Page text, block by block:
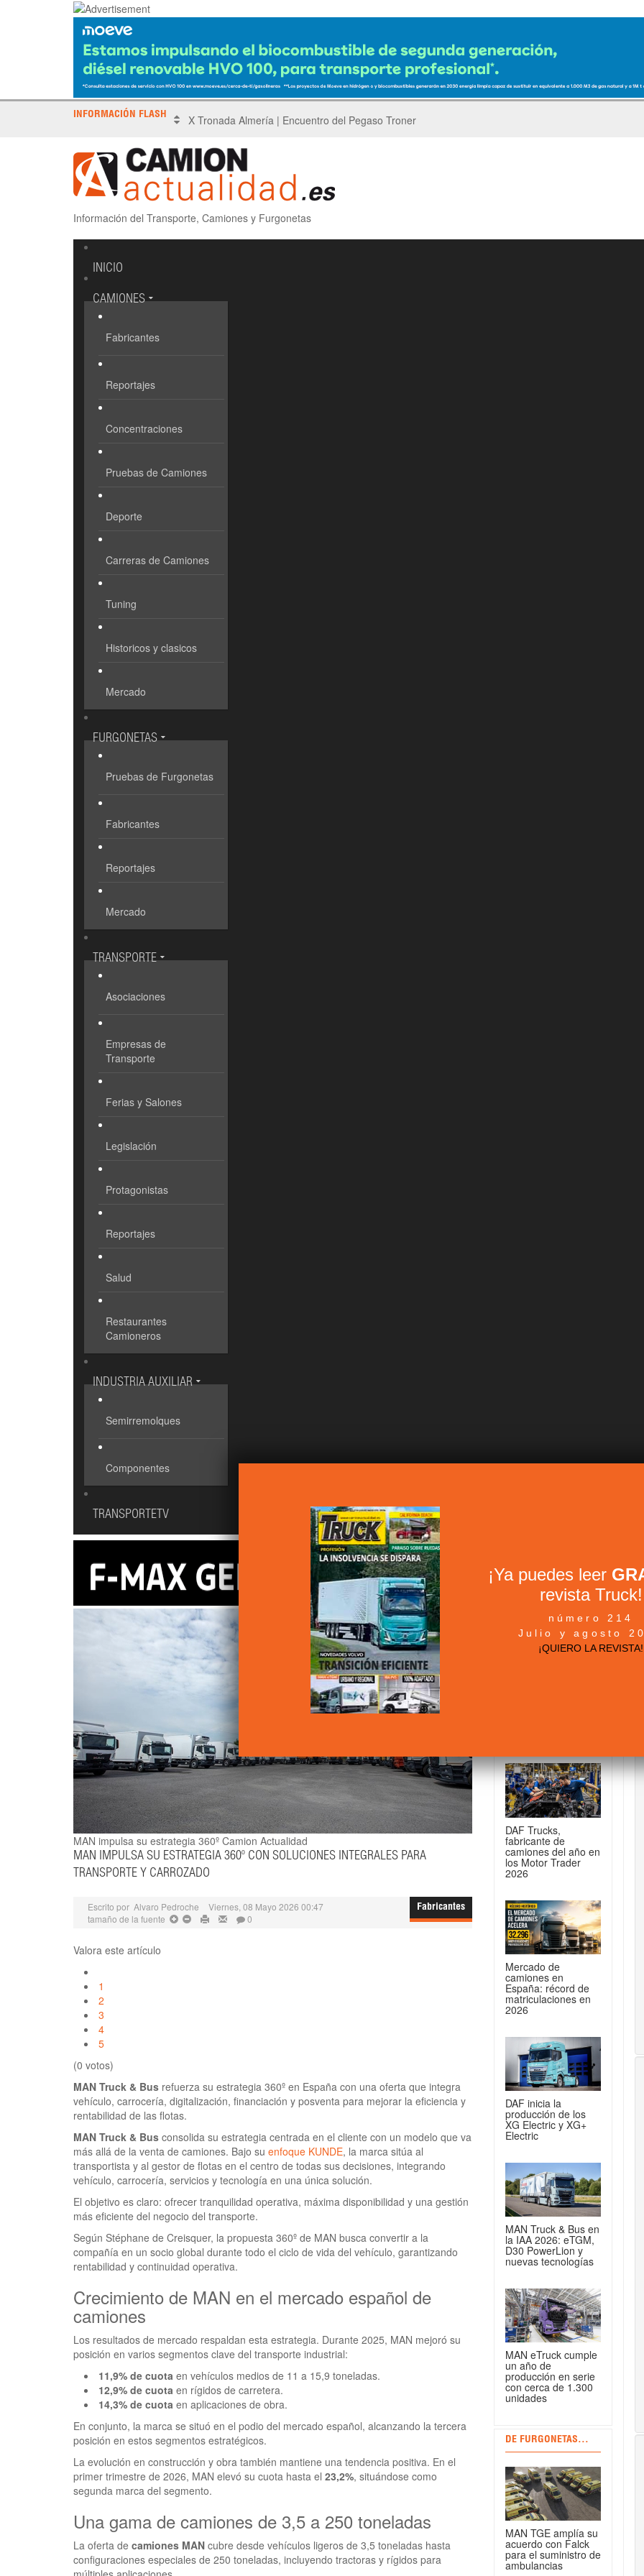
INFORMACIÓN FLASH Sinotruk protagoniza el Driver’s Parade del GP de China de F1
Información del Transporte, Camiones y Furgonetas
INICIO
CAMIONES
Fabricantes
Reportajes
Concentraciones
Pruebas de Camiones
Deporte
Carreras de Camiones
Tuning
Historicos y clasicos
Mercado
FURGONETAS
Pruebas de Furgonetas
Fabricantes
Reportajes
Mercado
TRANSPORTE
Asociaciones
Empresas de
Transporte
Ferias y Salones
Legislación
Protagonistas
Reportajes
Salud
Restaurantes
Camioneros
INDUSTRIA AUXILIAR
Semirremolques
Componentes
TRANSPORTETV
MAN impulsa su estrategia 360º Camion Actualidad
MAN IMPULSA SU ESTRATEGIA 360º CON SOLUCIONES INTEGRALES PARA
TRANSPORTE Y CARROZADO
Fabricantes
Escrito por Alvaro Pedroche
Viernes, 08 Mayo 2026 00:47
tamaño de la fuente
0
Valora este artículo
1
2
3
4
5
(0 votos)
MAN Truck & Bus refuerza su estrategia 360º en España con una oferta que integra
vehículo, carrocería, digitalización, financiación y posventa para mejorar la eficiencia y
rentabilidad de las flotas.
MAN Truck & Bus consolida su estrategia centrada en el cliente con un modelo que va
más allá de la venta de camiones. Bajo su enfoque KUNDE, la marca sitúa al
transportista y al gestor de flotas en el centro de todas sus decisiones, integrando
vehículo, carrocería, servicios y tecnología en una única solución.
El objetivo es claro: ofrecer tranquilidad operativa, máxima disponibilidad y una gestión
más eficiente del negocio del transporte.
Según Stéphane de Creisquer, la propuesta 360º de MAN busca convertir a la
compañía en un socio global durante todo el ciclo de vida del vehículo, garantizando
rentabilidad y continuidad operativa.
Crecimiento de MAN en el mercado español de
camiones
Los resultados de mercado respaldan esta estrategia. Durante 2025, MAN mejoró su
posición en varios segmentos clave del transporte industrial:
11,9% de cuota en vehículos medios de 11 a 15,9 toneladas.
12,9% de cuota en rígidos de carretera.
14,3% de cuota en aplicaciones de obra.
En conjunto, la marca se situó en el podio del mercado español, alcanzando la tercera
posición en estos segmentos estratégicos.
La evolución en construcción y obra también mantiene una tendencia positiva. En el
primer trimestre de 2026, MAN elevó su cuota hasta el 23,2%, situándose como
segunda marca del segmento.
Una gama de camiones de 3,5 a 250 toneladas
La oferta de camiones MAN cubre desde vehículos ligeros de 3,5 toneladas hasta
configuraciones especiales de 250 toneladas, incluyendo tractoras y rígidos para
DE CAMIONES...
DAF Trucks,
fabricante de
camiones del año en
los Motor Trader
2026
Mercado de
camiones en
España: récord de
matriculaciones en
2026
DAF inicia la
producción de los
XG Electric y XG+
Electric
MAN Truck & Bus en
la IAA 2026: eTGM,
D30 PowerLion y
nuevas tecnologías
MAN eTruck cumple
un año de
producción en serie
con cerca de 1.300
unidades
DE FURGONETAS...
MAN TGE amplía su
acuerdo con Falck
para el suministro de
ambulancias
¡Ya puedes leer
revista Truck!
número 214
Julio y agosto
¡QUIERO LA REVISTA!